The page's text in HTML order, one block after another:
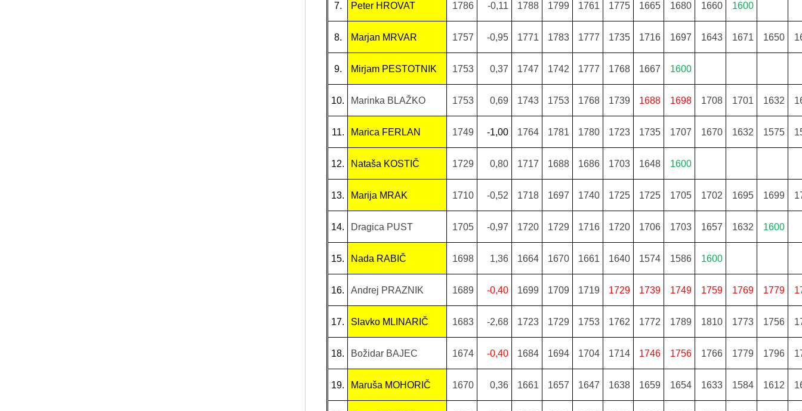
7. Peter HROVAT 1786 -0,11 1788 1799 1761 1775 1665 1680 1660 1600
8. Marjan MRVAR 1757 -0,95 1771 1783 1777 1735 1716 1697 1643 1671 1650
9. Mirjam PESTOTNIK 1753 0,37 1747 1742 1777 1768 1667 1600
10. Marinka BLAŽKO 1753 0,69 1743 1753 1768 1739 1688 1698 1708 1701 1632
11. Marica FERLAN 1749 -1,00 1764 1781 1780 1723 1735 1707 1670 1632 1575
12. Nataša KOSTIČ 1729 0,80 1717 1688 1686 1703 1648 1600
13. Marija MRAK 1710 -0,52 1718 1697 1740 1725 1725 1705 1702 1695 1699
14. Dragica PUST 1705 -0,97 1720 1729 1716 1720 1706 1703 1657 1632 1600
15. Nada RABIČ 1698 1,36 1664 1670 1661 1640 1574 1586 1600
16. Andrej PRAZNIK 1689 -0,40 1699 1709 1719 1729 1739 1749 1759 1769 1779
17. Slavko MLINARIČ 1683 -2,68 1723 1729 1753 1762 1772 1789 1810 1773 1756
18. Božidar BAJEC 1674 -0,40 1684 1694 1704 1714 1746 1756 1766 1779 1796
19. Maruša MOHORIČ 1670 0,36 1661 1657 1647 1638 1659 1654 1633 1584 1612